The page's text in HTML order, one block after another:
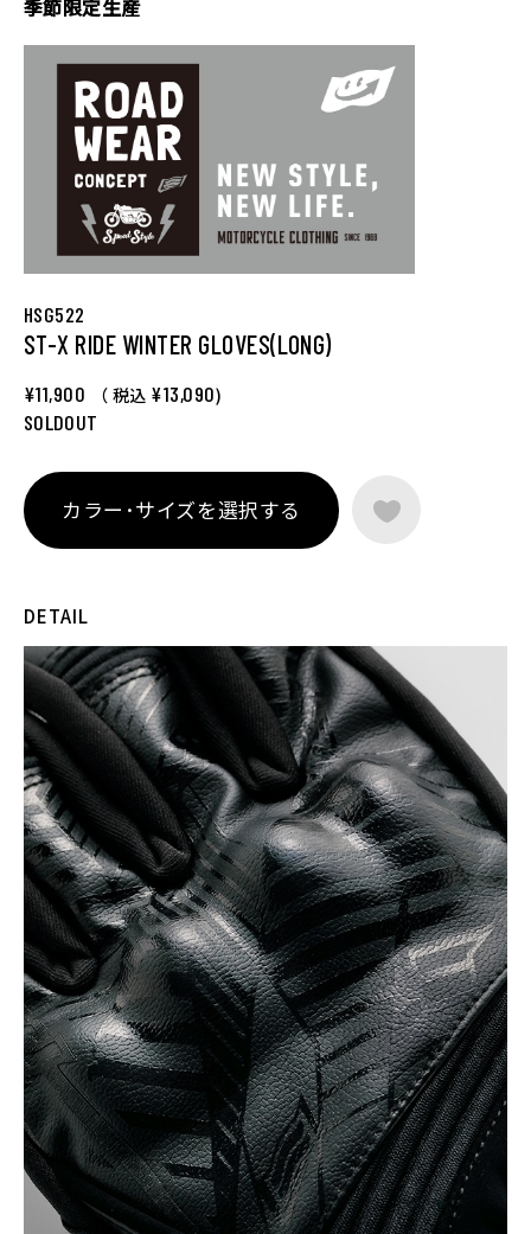
季節限定生産
HSG522
ST-X RIDE WINTER GLOVES(LONG)
¥11,900 （ 税込 ¥13,090)
SOLDOUT
カラー･サイズを選択する
DETAIL